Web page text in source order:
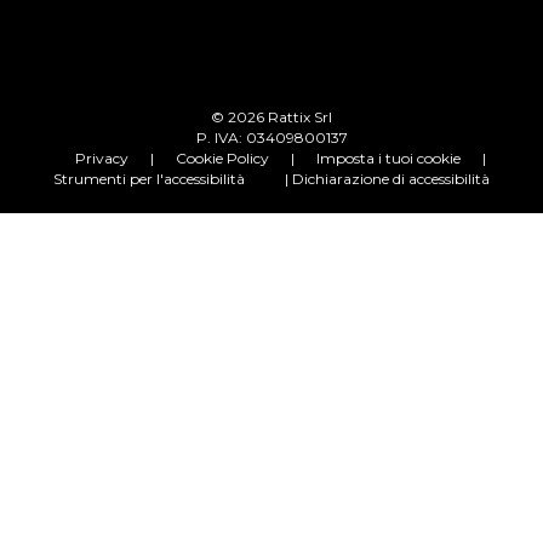
© 2026 Rattix Srl
P. IVA: 03409800137
Privacy
| Cookie Policy | Imposta i tuoi cookie
|
Strumenti per l'accessibilità
| Dichiarazione di accessibilità